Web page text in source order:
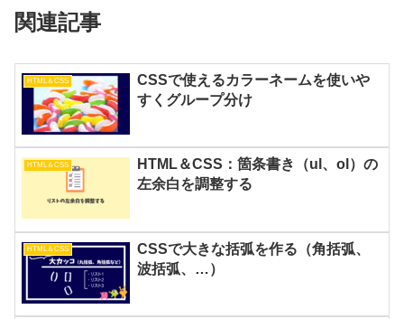
関連記事
HTML＆CSS
CSSで使えるカラーネームを使いや
すくグループ分け
HTML＆CSS
HTML＆CSS：箇条書き（ul、ol）の
左余白を調整する
HTML＆CSS
CSSで大きな括弧を作る（角括弧、
波括弧、…）